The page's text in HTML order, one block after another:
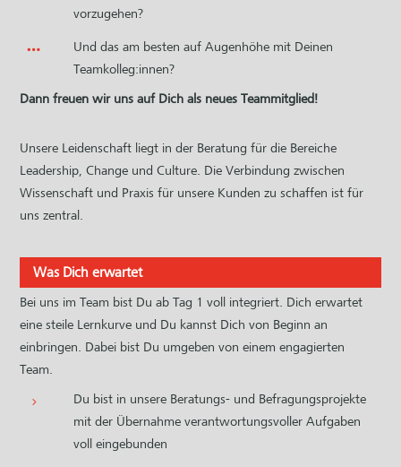
vorzugehen?
Und das am besten auf Augenhöhe mit Deinen
Teamkolleg:innen?
Dann freuen wir uns auf Dich als neues Teammitglied!
Unsere Leidenschaft liegt in der Beratung für die Bereiche
Leadership, Change und Culture. Die Verbindung zwischen
Wissenschaft und Praxis für unsere Kunden zu schaffen ist für
uns zentral.
Was Dich erwartet
Bei uns im Team bist Du ab Tag 1 voll integriert. Dich erwartet
eine steile Lernkurve und Du kannst Dich von Beginn an
einbringen. Dabei bist Du umgeben von einem engagierten
Team.
Du bist in unsere Beratungs- und Befragungsprojekte
mit der Übernahme verantwortungsvoller Aufgaben
voll eingebunden